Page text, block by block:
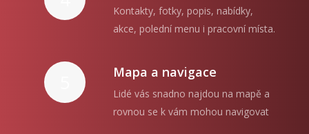
Kontakty, fotky, popis, nabídky,
akce, polední menu i pracovní místa.
Mapa a navigace
Lidé vás snadno najdou na mapě a
rovnou se k vám mohou navigovat